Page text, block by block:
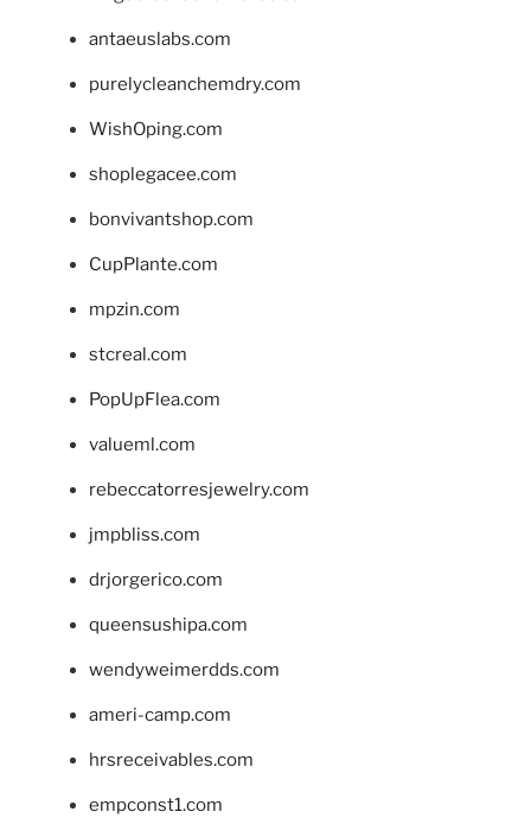
antaeuslabs.com
purelycleanchemdry.com
WishOping.com
shoplegacee.com
bonvivantshop.com
CupPlante.com
mpzin.com
stcreal.com
PopUpFlea.com
valueml.com
rebeccatorresjewelry.com
jmpbliss.com
drjorgerico.com
queensushipa.com
wendyweimerdds.com
ameri-camp.com
hrsreceivables.com
empconst1.com